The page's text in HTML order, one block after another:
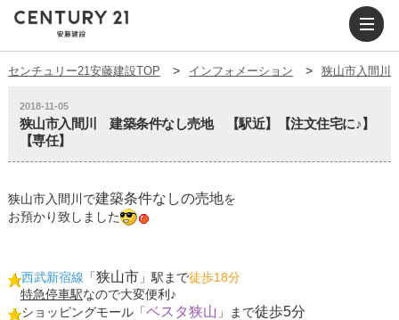
センチュリー21安藤建設TOP インフォメーション 狭山市入間川
2018-11-05
狭山市入間川 建築条件なし売地 【駅近】【注文住宅に♪】
【専任】
狭山市入間川 で建築条件なしの売地を
お預かり致しました
西武新宿線 「狭山市」駅まで徒歩18分
特急停車駅なので大変便利♪
ショッピングモール「ベスタ狭山 」まで徒歩5分